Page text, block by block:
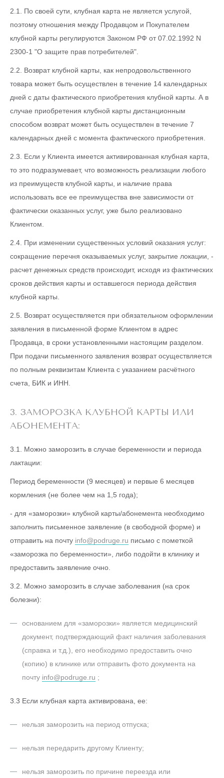
2.1. По своей сути, клубная карта не является услугой,
поэтому отношения между Продавцом и Покупателем
клубной карты регулируются Законом РФ от 07.02.1992 N
2300-1 "О защите прав потребителей".
2.2. Возврат клубной карты, как непродовольственного
товара может быть осуществлен в течение 14 календарных
дней с даты фактического приобретения клубной карты. А в
случае приобретения клубной карты дистанционным
способом возврат может быть осуществлен в течение 7
календарных дней с момента фактического приобретения.
2.3. Если у Клиента имеется активированная клубная карта,
то это подразумевает, что возможность реализации любого
из преимуществ клубной карты, и наличие права
использовать все ее преимущества вне зависимости от
фактически оказанных услуг, уже было реализовано
Клиентом.
2.4. При изменении существенных условий оказания услуг:
сокращение перечня оказываемых услуг, закрытие локации, -
расчет денежных средств происходит, исходя из фактических
сроков действия карты и оставшегося периода действия
клубной карты.
2.5. Возврат осуществляется при обязательном оформлении
заявления в письменной форме Клиентом в адрес
Продавца, в сроки установленными настоящим разделом.
При подачи письменного заявления возврат осуществляется
по полным реквизитам Клиента с указанием расчётного
счета, БИК и ИНН.
3. ЗАМОРОЗКА КЛУБНОЙ КАРТЫ ИЛИ
АБОНЕМЕНТА:
3.1. Можно заморозить в случае беременности и периода
лактации:
Период беременности (9 месяцев) и первые 6 месяцев
кормления (не более чем на 1,5 года);
- для «заморозки» клубной карты/абонемента необходимо
заполнить письменное заявление (в свободной форме) и
отправить на почту info@podruge.ru письмо с пометкой
«заморозка по беременности», либо подойти в клинику и
предоставить заявление очно.
3.2. Можно заморозить в случае заболевания (на срок
болезни):
основанием для «заморозки» является медицинский
документ, подтверждающий факт наличия заболевания
(справка и т.д.), его необходимо предоставить очно
(копию) в клинике или отправить фото документа на
почту info@podruge.ru ;
3.3 Если клубная карта активирована, ее:
нельзя заморозить на период отпуска;
нельзя передарить другому Клиенту;
нельзя заморозить по причине переезда или